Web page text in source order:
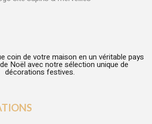
coin de votre maison en un véritable pays
Noël avec notre sélection unique de
décorations festives.